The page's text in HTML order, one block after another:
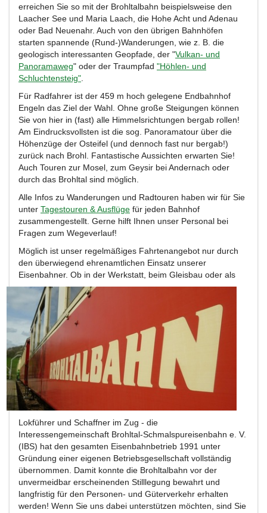
erreichen Sie so mit der Brohltalbahn beispielsweise den
Laacher See und Maria Laach, die Hohe Acht und Adenau
oder Bad Neuenahr. Auch von den übrigen Bahnhöfen
starten spannende (Rund-)Wanderungen, wie z. B. die
geologisch interessanten Geopfade, der "Vulkan- und
Panoramaweg" oder der Traumpfad "Höhlen- und
Schluchtensteig"
Für Radfahrer ist der 459 m hoch gelegene Endbahnhof
Engeln das Ziel der Wahl. Ohne große Steigungen können
Sie von hier in (fast) alle Himmelsrichtungen bergab rollen!
Am Eindrucksvollsten ist die sog. Panoramatour über die
Höhenzüge der Osteifel (und dennoch fast nur bergab!)
zurück nach Brohl. Fantastische Aussichten erwarten Sie!
Auch Touren zur Mosel, zum Geysir bei Andernach oder
durch das Brohltal sind möglich.
Alle Infos zu Wanderungen und Radtouren haben wir für Sie
unter Tagestouren & Ausflüge für jeden Bahnhof
zusammengestellt. Gerne hilft Ihnen unser Personal bei
Fragen zum Wegeverlauf!
Möglich ist unser regelmäßiges Fahrtenangebot nur durch
den überwiegend ehrenamtlichen Einsatz unserer
Eisenbahner. Ob in der Werkstatt, beim Gleisbau oder als
Lokführer und Schaffner im Zug - die
Interessengemeinschaft Brohltal-Schmalspureisenbahn e. V.
(IBS) hat den gesamten Eisenbahnbetrieb 1991 unter
Gründung einer eigenen Betriebsgesellschaft vollständig
übernommen. Damit konnte die Brohltalbahn vor der
unvermeidbar erscheinenden Stilllegung bewahrt und
langfristig für den Personen- und Güterverkehr erhalten
werden! Wenn Sie uns dabei unterstützen möchten, sind Sie